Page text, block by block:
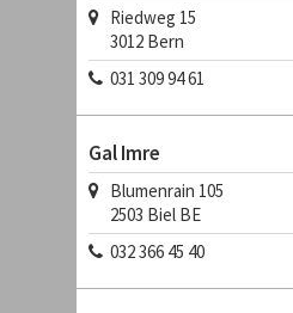
Riedweg 15
3012 Bern
031 309 94 61
Gal Imre
Blumenrain 105
2503 Biel BE
032 366 45 40